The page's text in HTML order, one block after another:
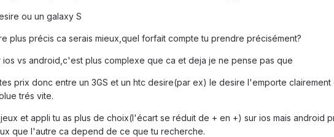
ou un galaxy S
plus précis ca serais mieux,quel forfait compte tu prendre précisément?
ios vs android,c'est plus complexe que ca et deja je ne pense pas que
prix donc entre un 3GS et un htc desire(par ex) le desire l'emporte
trés vite.
et appli tu as plus de choix(l'écart se réduit de + en +) sur ios mais android
que l'autre ca depend de ce que tu recherche.